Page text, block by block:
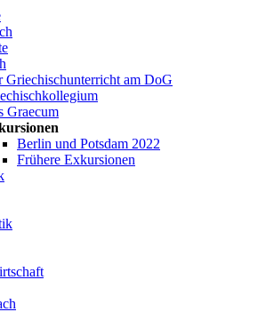
Griechischunterricht am DoG
Graecum
Berlin und Potsdam 2022
Frühere Exkursionen